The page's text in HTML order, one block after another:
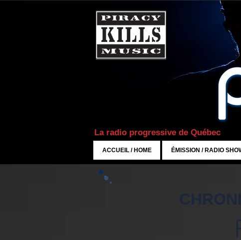
La radio progressive de Québec
ACCUEIL / HOME ÉMISSION / RADIO